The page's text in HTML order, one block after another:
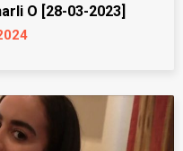
O [28-03-2023]